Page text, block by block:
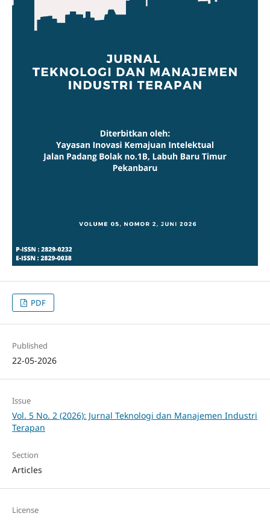
PDF
Published
22-05-2026
Issue
Vol. 5 No. 2 (2026): Jurnal Teknologi dan Manajemen Industri
Terapan
Section
Articles
License